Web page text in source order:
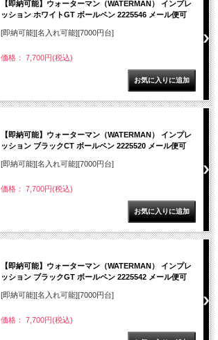
【即納可能】ウォーターマン（WATERMAN） インプレ
ッション ホワイトGT ボールペン 2225546 メール便可
[即納可能][名入れ可能][7000円台]
価格： 7,700円(税込)
【即納可能】ウォーターマン（WATERMAN） インプレ
ッション ブラックCT ボールペン 2225520 メール便可
[即納可能][名入れ可能][7000円台]
価格： 7,700円(税込)
【即納可能】ウォーターマン（WATERMAN） インプレ
ッション ブラックGT ボールペン 2225542 メール便可
[即納可能][名入れ可能][7000円台]
価格： 7,700円(税込)